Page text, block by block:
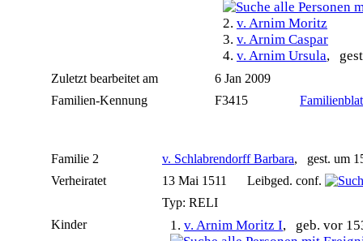
2. v. Arnim Moritz
3. v. Arnim Caspar
4. v. Arnim Ursula,
Zuletzt bearbeitet am
6 Jan 2009
Familien-Kennung
F3415
Familie 2 v. Schlabrendorff Barbara, gest. um
Verheiratet
13 Mai 1511
Leibged. conf.
Typ: RELI
Kinder
1. v. Arnim Moritz I, geb. vor